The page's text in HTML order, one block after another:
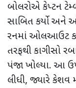
બોલરોએ કેપ્ટન
સાબિત કર્યો અને
રનમાં ઓલઆઉટ
તરફથી કાગીસો
પંજા ખોલ્યા. આ
લીધી, જ્યારે કેશવ